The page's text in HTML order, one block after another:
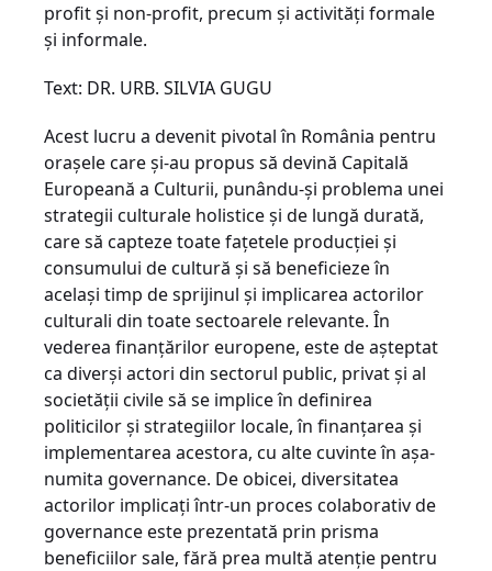
profit şi non-profit, precum şi activităţi formale
şi informale.
Text: DR. URB. SILVIA GUGU
Acest lucru a devenit pivotal în România pentru
oraşele care şi-au propus să de­vină Capitală
Europeană a Culturii, pu­nân­du-şi problema unei
strategii cultu­ra­le holistice şi de lungă durată,
care să capteze toate faţetele producţiei şi
consumului de cultură şi să beneficieze în
acelaşi timp de sprijinul şi im­plicarea actorilor
culturali din toate sectoarele re­le­vante. În
vederea finanţărilor europene, este de aşteptat
ca diverşi actori din sectorul public, privat şi al
societăţii civile să se implice în definirea
politicilor şi strategiilor locale, în finanţarea şi
im­plementarea acestora, cu alte cuvinte în aşa-
numita governance. De obicei, diversitatea
actorilor implicaţi într-un proces colaborativ de
governance este prezentată prin prisma
beneficiilor sale, fără prea multă atenţie pentru